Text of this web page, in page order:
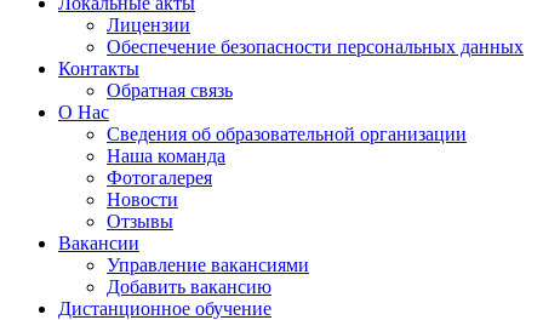
Лицензии
Обеспечение безопасности персональных данных
Контакты
Обратная связь
О Нас
Сведения об образовательной организации
Наша команда
Фотогалерея
Новости
Отзывы
Вакансии
Управление вакансиями
Добавить вакансию
Дистанционное обучение